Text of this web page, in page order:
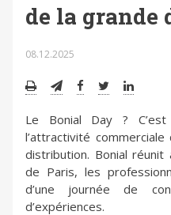
de la
08.12.2025
Le Bonial Day ? C’est
l’attractivité
distribution. Bonial
de Paris, les
d’une journée de
d’expériences.